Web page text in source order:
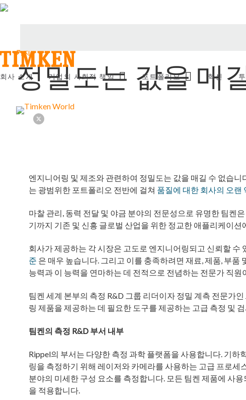
Menu
회사 소개 기업의 사회적 책임 포트폴리오 혁신
가치
정밀도는 값을 매
Facebook
Twitter
엔지니어링 및 제조와 관련하여 정밀도는 값을 매길 수 없습니
는 광범위한 포트폴리오 전반에 걸쳐 품질에 대한 회사의 오랜
마찰 관리, 동력 전달 및 야금 분야의 전문성으로 유명한 팀켄
기까지 기존 및 신흥 글로벌 산업을 위한 정교한 애플리케이
회사가 제공하는 각 시장은 고도로 엔지니어링되고 신뢰할 수
준 은 매우 높습니다. 그리고 이를 충족하려면 재료, 제품, 부
능력과 이 능력을 연마하는 데 전적으로 전념하는 전문가 직원
팀켄 세계 본부의 측정 R&D 그룹 리더이자 정밀 계측 전문가
링 제품을 제공하는 데 필요한 도구를 제공하는 고급 측정 및
팀켄의 측정 R&D 부서 내부
Rippel의 부서는 다양한 측정 과학 플랫폼을 사용합니다. 기
링을 측정하기 위해 레이저와 카메라를 사용하는 고급 프로세
분야의 미세한 구성 요소를 측정합니다. 모든 팀켄 제품에 사
을 적용합니다.